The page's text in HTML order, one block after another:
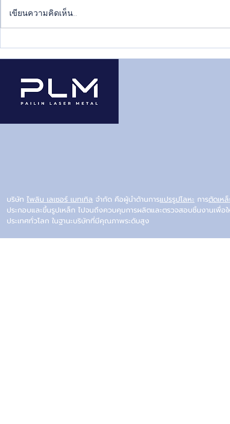
วิธีพ่นสีพาวเดอร์โค้ทที่ถูกต้อง
ทำให้สีติดทนยาวนาน
แนวเชื่อมเ
อะไรบ้าง แ
เขียนความคิดเห็น…
บริษัท ไพลิน เลเซอร์ เมทเทิล จำกัด คือผู้นำด้านการแปรรูปโลหะ การตัดเห
ประกอบและขึ้นรูปเหล็ก ไปจนถึงควบคุมการผลิตและตรวจสอบชิ้นงานเพื่
ประเทศทั่วโลก ในฐานะบริษัทที่มีคุณภาพระดับสูง